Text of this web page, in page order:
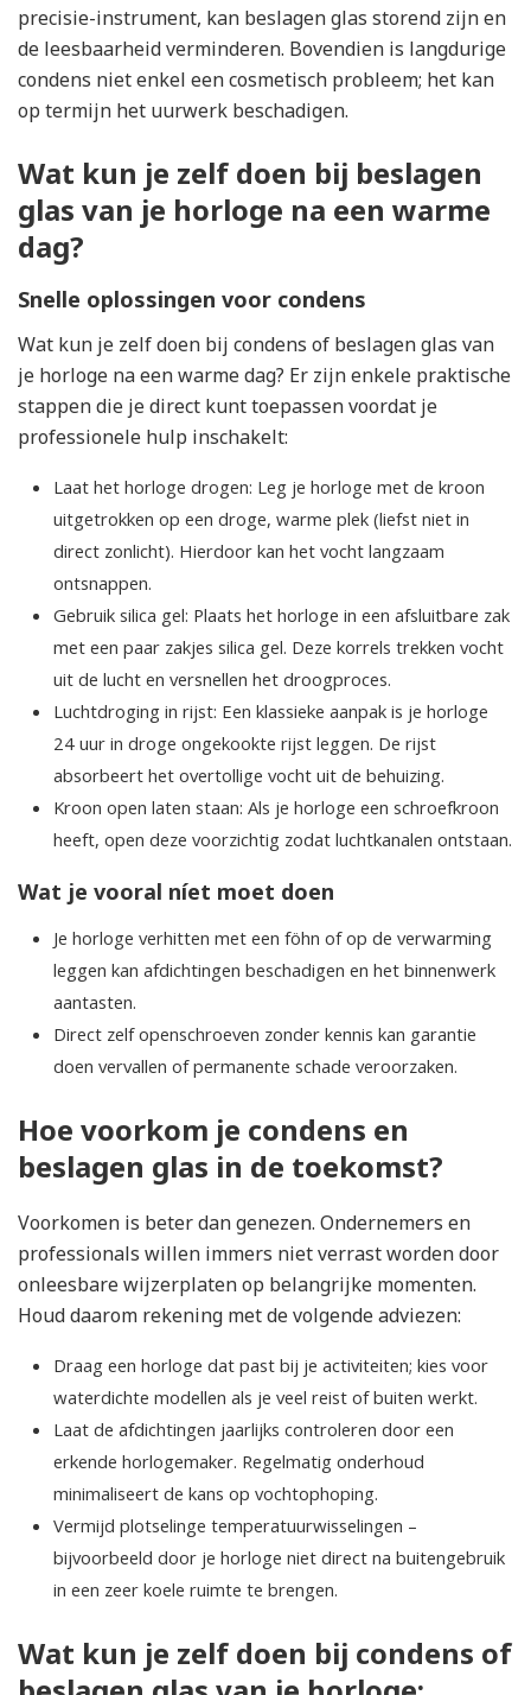
precisie-instrument, kan beslagen glas storend zijn en
de leesbaarheid verminderen. Bovendien is langdurige
condens niet enkel een cosmetisch probleem; het kan
op termijn het uurwerk beschadigen.
Wat kun je zelf doen bij beslagen
glas van je horloge na een warme
dag?
Snelle oplossingen voor condens
Wat kun je zelf doen bij condens of beslagen glas van
je horloge na een warme dag? Er zijn enkele praktische
stappen die je direct kunt toepassen voordat je
professionele hulp inschakelt:
Laat het horloge drogen: Leg je horloge met de kroon
uitgetrokken op een droge, warme plek (liefst niet in
direct zonlicht). Hierdoor kan het vocht langzaam
ontsnappen.
Gebruik silica gel: Plaats het horloge in een afsluitbare zak
met een paar zakjes silica gel. Deze korrels trekken vocht
uit de lucht en versnellen het droogproces.
Luchtdroging in rijst: Een klassieke aanpak is je horloge
24 uur in droge ongekookte rijst leggen. De rijst
absorbeert het overtollige vocht uit de behuizing.
Kroon open laten staan: Als je horloge een schroefkroon
heeft, open deze voorzichtig zodat luchtkanalen ontstaan.
Wat je vooral níet moet doen
Je horloge verhitten met een föhn of op de verwarming
leggen kan afdichtingen beschadigen en het binnenwerk
aantasten.
Direct zelf openschroeven zonder kennis kan garantie
doen vervallen of permanente schade veroorzaken.
Hoe voorkom je condens en
beslagen glas in de toekomst?
Voorkomen is beter dan genezen. Ondernemers en
professionals willen immers niet verrast worden door
onleesbare wijzerplaten op belangrijke momenten.
Houd daarom rekening met de volgende adviezen:
Draag een horloge dat past bij je activiteiten; kies voor
waterdichte modellen als je veel reist of buiten werkt.
Laat de afdichtingen jaarlijks controleren door een
erkende horlogemaker. Regelmatig onderhoud
minimaliseert de kans op vochtophoping.
Vermijd plotselinge temperatuurwisselingen –
bijvoorbeeld door je horloge niet direct na buitengebruik
in een zeer koele ruimte te brengen.
Wat kun je zelf doen bij condens of